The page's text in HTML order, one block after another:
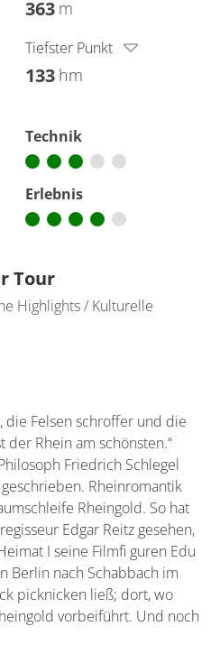
363 m
Tiefster Punkt
133 hm
Technik
Erlebnis
Tour
Highlights / Kulturelle
die Felsen schroffer und die
Rhein am schönsten.“
Friedrich Schlegel
Rheinromantik
Rheingold. So hat
Edgar Reitz gesehen,
I seine Filmfi guren Edu
Berlin nach Schabbach im
picknicken ließ; dort, wo
vorbeiführt. Und noch